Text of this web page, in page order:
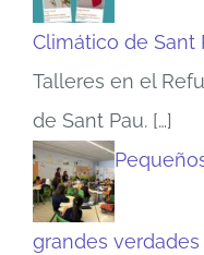
Climático de Sant
Talleres en el
de Sant Pau. […]
grandes verdades